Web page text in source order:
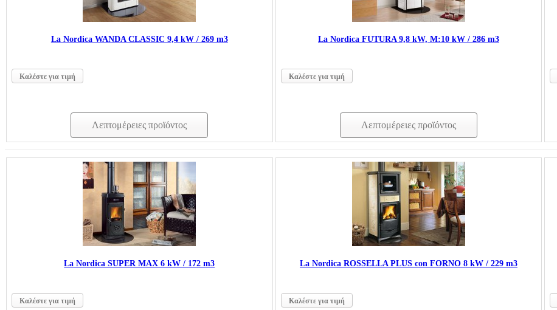
La Nordica WANDA CLASSIC 9,4 kW / 269 m3
Καλέστε για τιμή
Λεπτομέρειες προϊόντος
La Nordica FUTURA 9,8 kW, Μ:10 kW / 286 m3
Καλέστε για τιμή
Λεπτομέρειες προϊόντος
La Nordica SUPER MAX 6 kW / 172 m3
Καλέστε για τιμή
La Nordica ROSSELLA PLUS con FORNO 8 kW / 229 m3
Καλέστε για τιμή